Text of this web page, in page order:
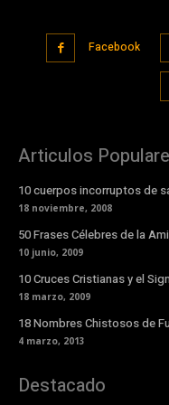
Facebook
Articulos
10 cuerpos incorruptos de
18 noviembre, 2008
50 Frases Célebres de la
10 junio, 2009
10 Cruces Cristianas y el
18 marzo, 2009
18 Nombres Chistosos de
4 marzo, 2013
Destacado